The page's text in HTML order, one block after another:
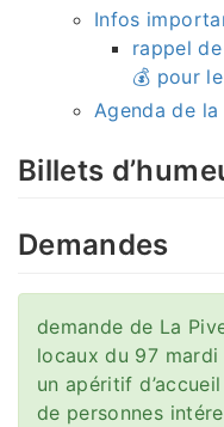
Infos
rappel
💰 pour
Agenda de la
Billets
Demandes
demande de La
locaux du 97
un apéritif
de personnes